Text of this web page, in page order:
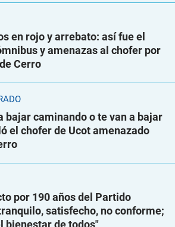
en rojo y arrebato: así fue el
y amenazas al chofer por
Cerro
bajar caminando o te van a bajar
el chofer de Ucot amenazado
por 190 años del Partido
satisfecho, no conforme;
bienestar de todos"